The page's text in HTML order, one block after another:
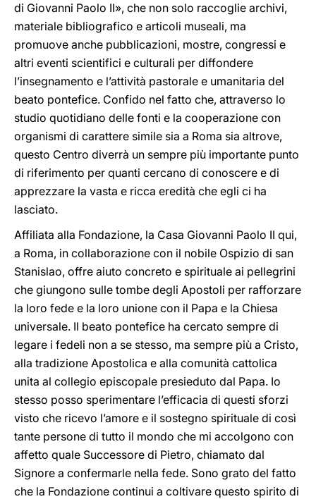
di Giovanni Paolo II», che non solo raccoglie archivi,
materiale bibliografico e articoli museali, ma
promuove anche pubblicazioni, mostre, congressi e
altri eventi scientifici e culturali per diffondere
l’insegnamento e l’attività pastorale e umanitaria del
beato pontefice. Confido nel fatto che, attraverso lo
studio quotidiano delle fonti e la cooperazione con
organismi di carattere simile sia a Roma sia altrove,
questo Centro diverrà un sempre più importante punto
di riferimento per quanti cercano di conoscere e di
apprezzare la vasta e ricca eredità che egli ci ha
lasciato.
Affiliata alla Fondazione, la Casa Giovanni Paolo II qui,
a Roma, in collaborazione con il nobile Ospizio di san
Stanislao, offre aiuto concreto e spirituale ai pellegrini
che giungono sulle tombe degli Apostoli per rafforzare
la loro fede e la loro unione con il Papa e la Chiesa
universale. Il beato pontefice ha cercato sempre di
legare i fedeli non a se stesso, ma sempre più a Cristo,
alla tradizione Apostolica e alla comunità cattolica
unita al collegio episcopale presieduto dal Papa. Io
stesso posso sperimentare l’efficacia di questi sforzi
visto che ricevo l’amore e il sostegno spirituale di così
tante persone di tutto il mondo che mi accolgono con
affetto quale Successore di Pietro, chiamato dal
Signore a confermarle nella fede. Sono grato del fatto
che la Fondazione continui a coltivare questo spirito di